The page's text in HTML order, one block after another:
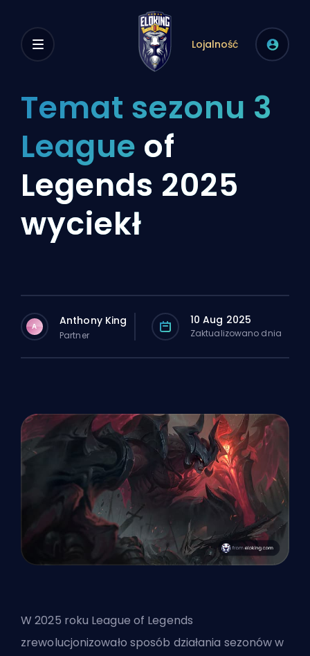
Lojalność
Temat sezonu 3
League of
Legends 2025
wyciekł
A Anthony King
Partner
10 Aug 2025
Zaktualizowano dnia
W 2025 roku League of Legends
zrewolucjonizowało sposób działania sezonów w